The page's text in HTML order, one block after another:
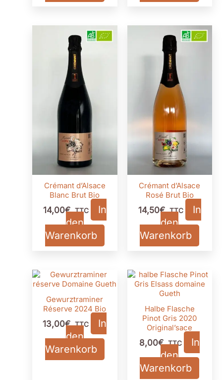
Crémant d’Alsace
Blanc Brut Bio
14,00€ TTC
In
den
Warenkorb
Crémant d’Alsace
Rosé Brut Bio
14,50€ TTC
In
den
Warenkorb
Gewurztraminer
Réserve 2024 Bio
13,00€ TTC
In
den
Warenkorb
Halbe Flasche
Pinot Gris 2020
Original’sace
8,00€ TTC
In
den
Warenkorb